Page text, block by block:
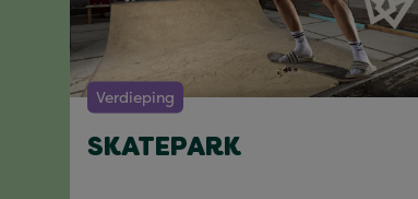
Verdieping
SKATEPARK